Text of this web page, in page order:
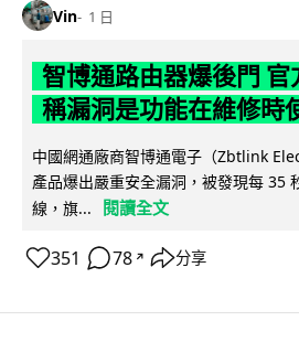
Vin 1 日
智博通路由器爆後門
稱漏洞是功能在維修時
中國網通廠商智博通電子（Zbtlink
產品爆出嚴重安全漏洞，被發現每 35
線，旗...
閱讀全文
351 78 ↗ 分享